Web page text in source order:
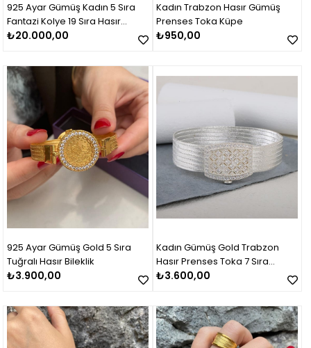
925 Ayar Gümüş Kadın 5 Sıra
Fantazi Kolye 19 Sıra Hasır
Bileklik Set Takım
₺20.000,00
Kadın Trabzon Hasır Gümüş
Prenses Toka Küpe
₺950,00
925 Ayar Gümüş Gold 5 Sıra
Tuğralı Hasır Bileklik
₺3.900,00
Kadın Gümüş Gold Trabzon
Hasır Prenses Toka 7 Sıra
Bileklik
₺3.600,00